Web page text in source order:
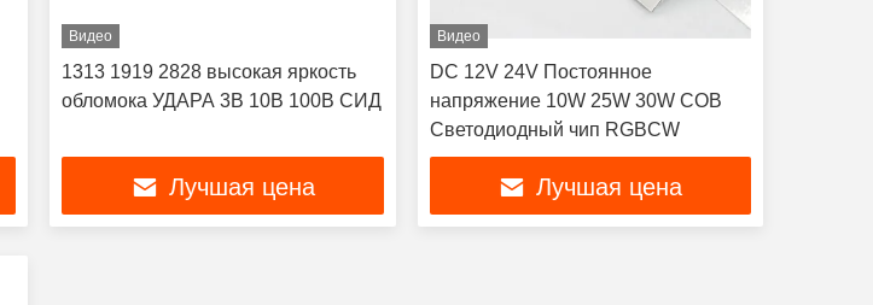
Видео
1313 1919 2828 высокая яркость
обломока УДАРА 3В 10В 100В СИД
Лучшая цена
Видео
DC 12V 24V Постоянное
напряжение 10W 25W 30W COB
Светодиодный чип RGBCW
Лучшая цена